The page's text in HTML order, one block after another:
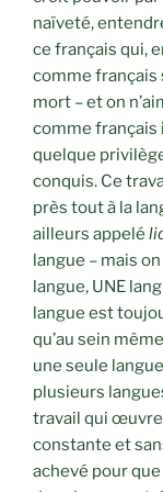
naïveté,
ce français qui,
comme français
mort – et on
comme français
quelque
conquis. Ce
près tout à la
ailleurs appelé
langue – mais
langue, UNE
langue est
qu’au sein
une seule
plusieurs
travail qui œuvre
constante et
achevé pour